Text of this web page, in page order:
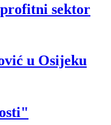
sektor
u Osijeku